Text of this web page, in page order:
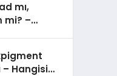
mı,
mi? –
– Hangisi